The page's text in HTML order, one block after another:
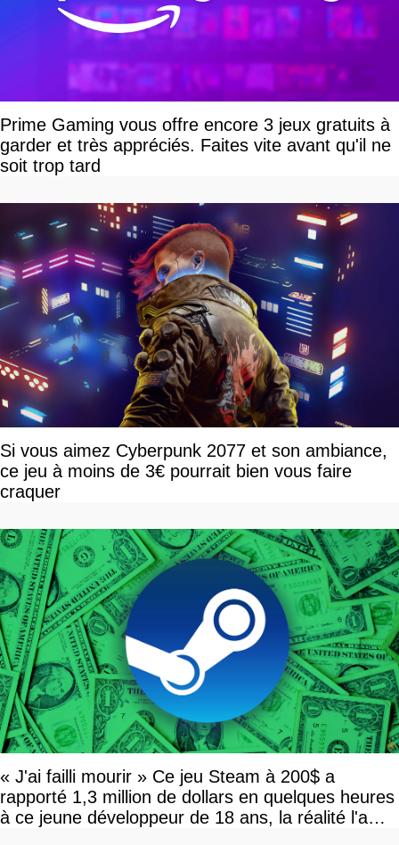
Prime Gaming vous offre encore 3 jeux gratuits à
garder et très appréciés. Faites vite avant qu'il ne
soit trop tard
Si vous aimez Cyberpunk 2077 et son ambiance,
ce jeu à moins de 3€ pourrait bien vous faire
craquer
« J'ai failli mourir » Ce jeu Steam à 200$ a
rapporté 1,3 million de dollars en quelques heures
à ce jeune développeur de 18 ans, la réalité l'a